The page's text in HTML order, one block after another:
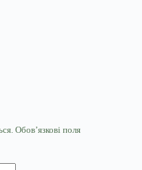
Обов’язкові поля